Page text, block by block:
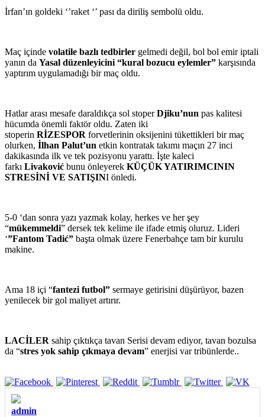
İrfan’ın goldeki ‘’raket ‘’ pası da diriliş sembolü oldu.
Maç içinde volatile bazlı tedbirler gelmedi değil, bol bol emir iptali
yanın da Yasal düzenleyicini “kural bozucu eylemler” karşısında
yaptırım uygulamadığı bir maç oldu.
Hatlar arası mesafe daraldıkça sol stoperDjiku’nun pas kalitesi
hücumda önemli faktör oldu. Zaten iki
stoperin RİZESPOR forvetlerinin oksijenini tükettikleri bir maç
olurken, İlhan Palut’un etkin kontratak takımı maçın 27 inci
dakikasında ilk ve tek pozisyonu yarattı. İşte kaleci
farkı Livaković bunu önleyerek KÜÇÜK YATIRIMCININ
STRESİNİ VE SATIŞINI önledi.
5-0 ‘dan sonra yazı yazmak kolay, herkes ve her şey
“mükemmeldi” dersek tek kelime ile ifade etmiş oluruz. Lideri
‘”Fantom Tadić” başta olmak üzere Fenerbahçe tam bir kurulu
makine.
Ama 18 içi “fantezi futbol” sermaye getirisini düşürüyor, bazen
yenilecek bir gol maliyet artırır.
LACİLER sahip çıktıkça tavan Serisi devam ediyor, tavan bozulsa
da “stres yok sahip çıkmaya devam” enerjisi var tribünlerde..
admin